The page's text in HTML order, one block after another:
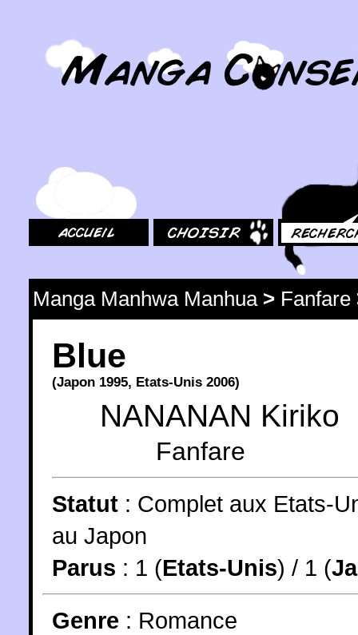
Manga Manhwa Manhua> Fanfare
Blue
(Japon 1995, Etats-Unis 2006)
NANANAN Kiriko
Fanfare
Statut : Complet aux Etats-
au Japon
Parus : 1 (Etats-Unis) / 1 (
Genre : Romance